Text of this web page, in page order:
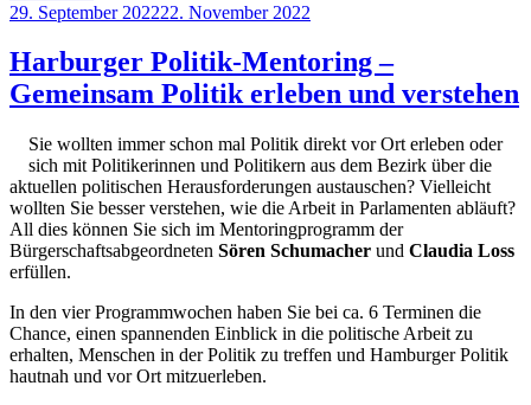
aus
Bürgerschaftssitzung
(3.
&
November
2022)“
Veröffentlicht
29. September 202222. November 2022
Harburger Politik-Mentoring –
Gemeinsam Politik erleben und verstehen
Sie wollten immer schon mal Politik direkt vor Ort erleben oder
sich mit Politikerinnen und Politikern aus dem Bezirk über die
aktuellen politischen Herausforderungen austauschen? Vielleicht
wollten Sie besser verstehen, wie die Arbeit in Parlamenten abläuft?
All dies können Sie sich im Mentoringprogramm der
Bürgerschaftsabgeordneten Sören Schumacher und Claudia Loss
erfüllen.
In den vier Programmwochen haben Sie bei ca. 6 Terminen die
Chance, einen spannenden Einblick in die politische Arbeit zu
erhalten, Menschen in der Politik zu treffen und Hamburger Politik
hautnah und vor Ort mitzuerleben.